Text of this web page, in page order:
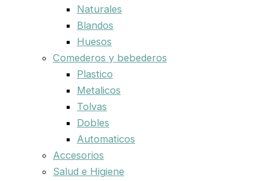
Naturales
Blandos
Huesos
Comederos y bebederos
Plastico
Metalicos
Tolvas
Dobles
Automaticos
Accesorios
Salud e Higiene